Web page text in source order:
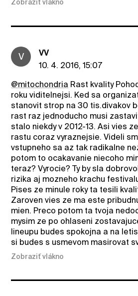
Zobraziť vlákno
V
VV
10. 4. 2016, 15:07
@mitochondria Rast kvality
roku viditelnejsi. Ked sa
stanovit strop na 30 tis.divakov
rast raz jednoducho musi
stalo niekdy v 2012-13. Asi vies
rastu coraz vyraznejsie. Videli
vstupneho sa az tak radikalne
potom to ocakavanie niecoho
teraz? Vyrocie? Ty by sla
rizika aj mozneho krachu
Pises ze minule roky ta tesili
Zaroven vies ze ma este
mien. Preco potom ta tvoja
mysim ze po ohlaseni
lineupu budes spokojna a na
si budes s usmevom masirovat
Zobraziť vlákno